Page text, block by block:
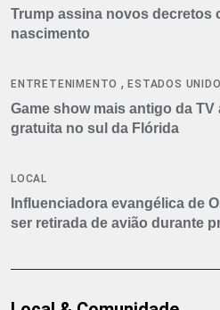
Trump assina novos decretos
nascimento
ENTRETENIMENTO ,ESTADOS
Game show mais antigo da TV
gratuita no sul da Flórida
LOCAL
Influenciadora evangélica de
ser retirada de avião durante